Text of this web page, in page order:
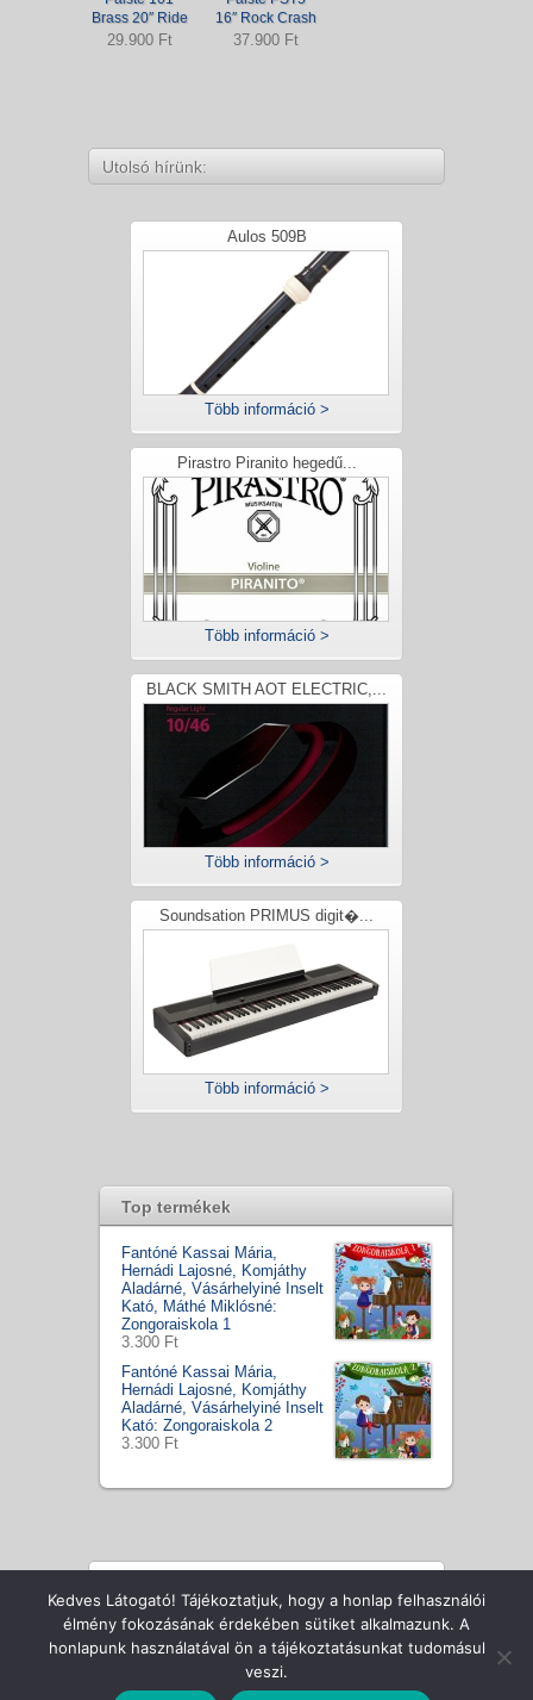
Brass 20″ Ride
29.900 Ft
16″ Rock Crash
37.900 Ft
Utolsó hírünk:
Aulos 509B
Több információ >
Pirastro Piranito hegedű...
Több információ >
BLACK SMITH AOT ELECTRIC,...
Több információ >
Soundsation PRIMUS digit�...
Több információ >
Top termékek
Fantóné Kassai Mária,
Hernádi Lajosné, Komjáthy
Aladárné, Vásárhelyiné Inselt
Kató, Máthé Miklósné:
Zongoraiskola 1
3.300 Ft
Fantóné Kassai Mária,
Hernádi Lajosné, Komjáthy
Aladárné, Vásárhelyiné Inselt
Kató: Zongoraiskola 2
3.300 Ft
Copyright © Zenecentrum Kft., All Rights Reserved
Kedves Látogató! Tájékoztatjuk, hogy a honlap felhasználói
élmény fokozásának érdekében sütiket alkalmazunk. A
honlapunk használatával ön a tájékoztatásunkat tudomásul
veszi.